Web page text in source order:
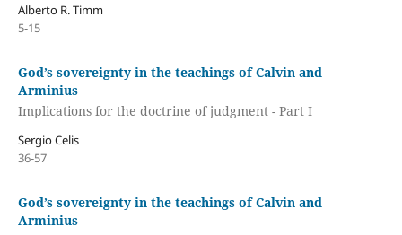
Alberto R. Timm
5-15
God’s sovereignty in the teachings of Calvin and
Arminius
Implications for the doctrine of judgment - Part I
Sergio Celis
36-57
God’s sovereignty in the teachings of Calvin and
Arminius